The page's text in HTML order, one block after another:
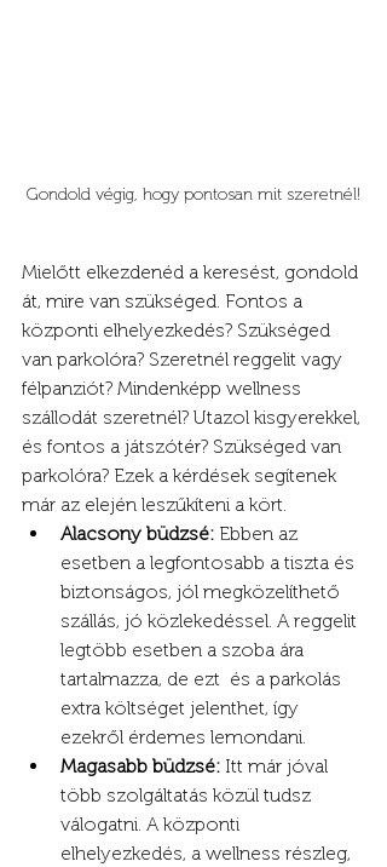
Gondold végig, hogy pontosan mit szeretnél!
Mielőtt elkezdenéd a keresést, gondold
át, mire van szükséged. Fontos a
központi elhelyezkedés? Szükséged
van parkolóra? Szeretnél reggelit vagy
félpanziót? Mindenképp wellness
szállodát szeretnél? Utazol kisgyerekkel,
és fontos a játszótér? Szükséged van
parkolóra? Ezek a kérdések segítenek
már az elején leszűkíteni a kört.
Alacsony büdzsé: Ebben az
esetben a legfontosabb a tiszta és
biztonságos, jól megközelíthető
szállás, jó közlekedéssel. A reggelit
legtöbb esetben a szoba ára
tartalmazza, de ezt  és a parkolás
extra költséget jelenthet, így
ezekről érdemes lemondani.
Magasabb büdzsé: Itt már jóval
több szolgáltatás közül tudsz
válogatni. A központi
elhelyezkedés, a wellness részleg,